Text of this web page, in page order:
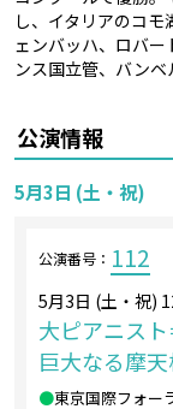
し、イタリアのコ
ェンバッハ、ロバ
ンス国立管、バンベ
公演情報
5月3日 (土・祝)
公演番号： 112
5月3日 (土・祝)
大ピアニス
巨大なる摩
●東京国際フォー